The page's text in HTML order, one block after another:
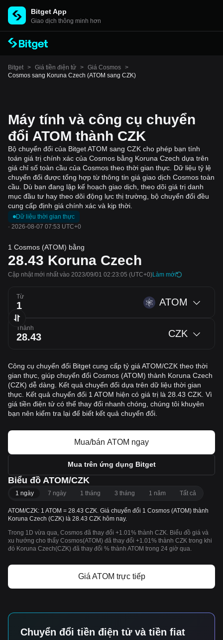
Bitget App
Giao dịch thông minh hơn
Bitget > Giá tiền điện tử > Giá Cosmos >
Cosmos sang Koruna Czech (ATOM sang CZK)
Máy tính và công cụ chuyển
đổi ATOM thành CZK
Bộ chuyển đổi của Bitget ATOM sang CZK cho phép bạn tính
toán giá trị chính xác của Cosmos bằng Koruna Czech dựa trên
giá chỉ số toàn cầu của Cosmos theo thời gian thực. Dữ liệu tỷ lệ
chuyển đổi được tổng hợp từ thông tin giá giao dịch Cosmos toàn
cầu. Dù bạn đang lập kế hoạch giao dịch, theo dõi giá trị danh
mục đầu tư hay theo dõi động lực thị trường, bộ chuyển đổi đều
cung cấp định giá chính xác và kịp thời.
Dữ liệu thời gian thực
· 2026-08-07 07:53 UTC+0
1 Cosmos (ATOM) bằng
28.43 Koruna Czech
Cập nhật mới nhất vào 2023/09/01 02:23:05 (UTC+0)‌Làm mới
Từ ATOM
Thành CZK
Công cụ chuyển đổi Bitget cung cấp tỷ giá ATOM/CZK theo thời
gian thực, giúp chuyển đổi Cosmos (ATOM) thành Koruna Czech
(CZK) dễ dàng. Kết quả chuyển đổi dựa trên dữ liệu thời gian
thực. Kết quả chuyển đổi 1 ATOM hiện có giá trị là 28.43 CZK. Vì
giá tiền điện tử có thể thay đổi nhanh chóng, chúng tôi khuyên
bạn nên kiểm tra lại để biết kết quả chuyển đổi.
Mua/bán ATOM ngay
Mua trên ứng dụng Bitget
Biểu đồ ATOM/CZK
1 ngày 7 ngày 1 tháng 3 tháng 1 năm Tất cả
ATOM/CZK: 1 ATOM = 28.43 CZK. Giá chuyển đổi 1 Cosmos (ATOM) thành
Koruna Czech (CZK) là 28.43 CZK hôm nay.
Trong 1D vừa qua, Cosmos đã thay đổi +1.01% thành CZK. Biểu đồ giá và
xu hướng cho thấy Cosmos(ATOM) đã thay đổi +1.01% thành CZK trong khi
đó Koruna Czech(CZK) đã thay đổi % thành ATOM trong 24 giờ qua.
Giá ATOM trực tiếp
Chuyển đổi tiền điện tử và tiền fiat